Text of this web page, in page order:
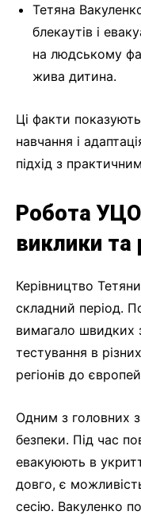
Тетяна
блекаутів і
на людському
жива дитина.
Ці факти
навчання і
підхід з
Робота
виклики та
Керівництво
складний період.
вимагало швидких
тестування в
регіонів до
Одним з головних
безпеки. Під час
евакуюють в
довго, є
сесію. Вакуленко